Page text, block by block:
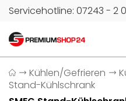
Servicehotline: 07243 - 2
Kühlen/Gefrieren
Stand-Kühlschrank